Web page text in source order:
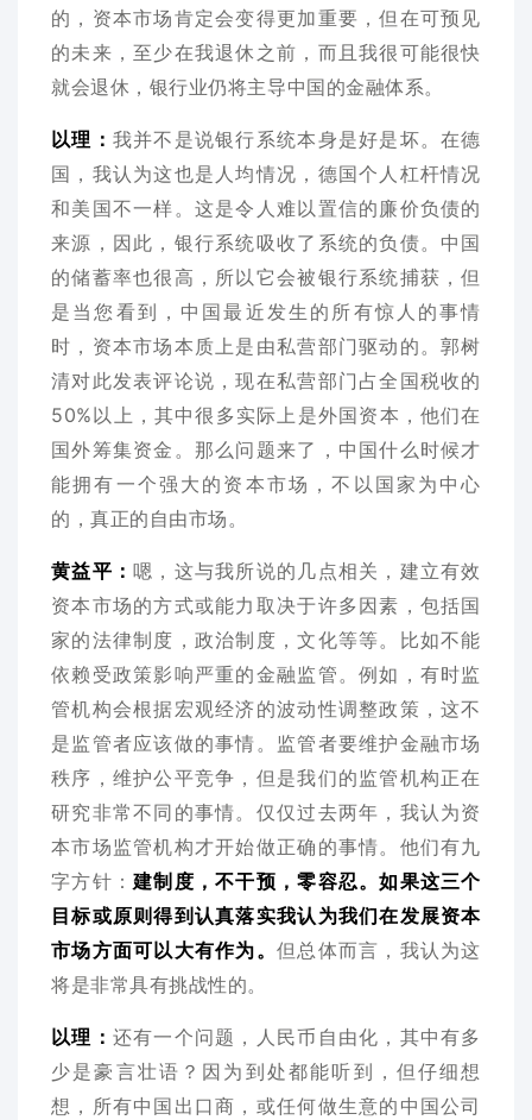
的，资本市场肯定会变得更加重要，但在可预见
的未来，至少在我退休之前，而且我很可能很快
就会退休，银行业仍将主导中国的金融体系。
以理： 我并不是说银行系统本身是好是坏。在德
国，我认为这也是人均情况，德国个人杠杆情况
和美国不一样。这是令人难以置信的廉价负债的
来源，因此，银行系统吸收了系统的负债。中国
的储蓄率也很高，所以它会被银行系统捕获，但
是当您看到，中国最近发生的所有惊人的事情
时，资本市场本质上是由私营部门驱动的。郭树
清对此发表评论说，现在私营部门占全国税收的
50%以上，其中很多实际上是外国资本，他们在
国外筹集资金。那么问题来了，中国什么时候才
能拥有一个强大的资本市场，不以国家为中心
的，真正的自由市场。
黄益平：嗯，这与我所说的几点相关，建立有效
资本市场的方式或能力取决于许多因素，包括国
家的法律制度，政治制度，文化等等。比如不能
依赖受政策影响严重的金融监管。例如，有时监
管机构会根据宏观经济的波动性调整政策，这不
是监管者应该做的事情。监管者要维护金融市场
秩序，维护公平竞争，但是我们的监管机构正在
研究非常不同的事情。仅仅过去两年，我认为资
本市场监管机构才开始做正确的事情。他们有九
字方针：建制度，不干预，零容忍。如果这三个
目标或原则得到认真落实我认为我们在发展资本
市场方面可以大有作为。 但总体而言，我认为这
将是非常具有挑战性的。
以理： 还有一个问题，人民币自由化，其中有多
少是豪言壮语？因为到处都能听到，但仔细想
想，所有中国出口商，或任何做生意的中国公司